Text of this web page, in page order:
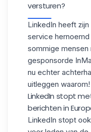
versturen?
LinkedIn heeft
service hernoemd
sommige
gesponsorde
nu echter
uitleggen waarom!
LinkedIn stopt
berichten in
LinkedIn stopt